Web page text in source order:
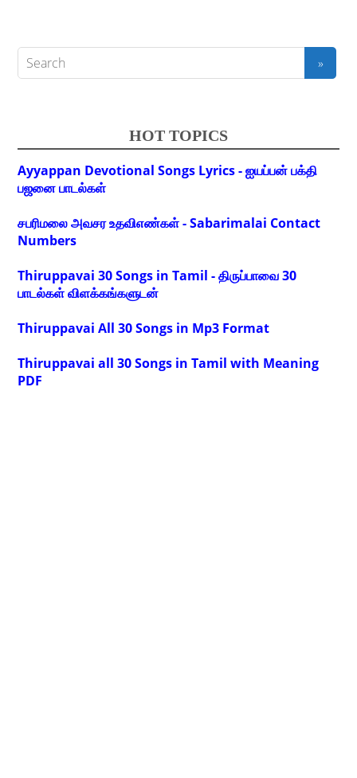
HOT TOPICS
Ayyappan Devotional Songs Lyrics - ஐயப்பன் பக்தி
பஜனை பாடல்கள்
சபரிமலை அவசர உதவிஎண்கள் - Sabarimalai Contact
Numbers
Thiruppavai 30 Songs in Tamil - திருப்பாவை 30
பாடல்கள் விளக்கங்களுடன்
Thiruppavai All 30 Songs in Mp3 Format
Thiruppavai all 30 Songs in Tamil with Meaning
PDF